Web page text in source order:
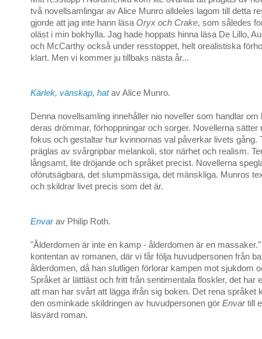
två novellsamlingar av Alice Munro alldeles lagom till detta
gjorde att jag inte hann läsaOryx och Crake, som således
oläst i min bokhylla. Jag hade hoppats hinna läsa De Lillo,
och McCarthy också under resstoppet, helt orealistiska
klart. Men vi kommer ju tillbaks nästa år...
Kärlek, vänskap, hatav Alice Munro.
Denna novellsamling innehåller nio noveller som handlar om
deras drömmar, förhoppningar och sorger. Novellerna sätter
fokus och gestaltar hur kvinnornas val påverkar livets gång.
präglas av svårgripbar melankoli, stor närhet och realism.
långsamt, lite dröjande och språket precist. Novellerna
oförutsägbara, det slumpmässiga, det mänskliga. Munros
och skildrar livet precis som det är.
Envarav Philip Roth.
"Ålderdomen är inte en kamp - ålderdomen är en
kontentan av romanen, där vi får följa huvudpersonen från
ålderdomen, då han slutligen förlorar kampen mot sjukdom
Språket är lättläst och fritt från sentimentala floskler, det har
att man har svårt att lägga ifrån sig boken. Det rena språket
den osminkade skildringen av huvudpersonen gör Envartill
läsvärd roman.